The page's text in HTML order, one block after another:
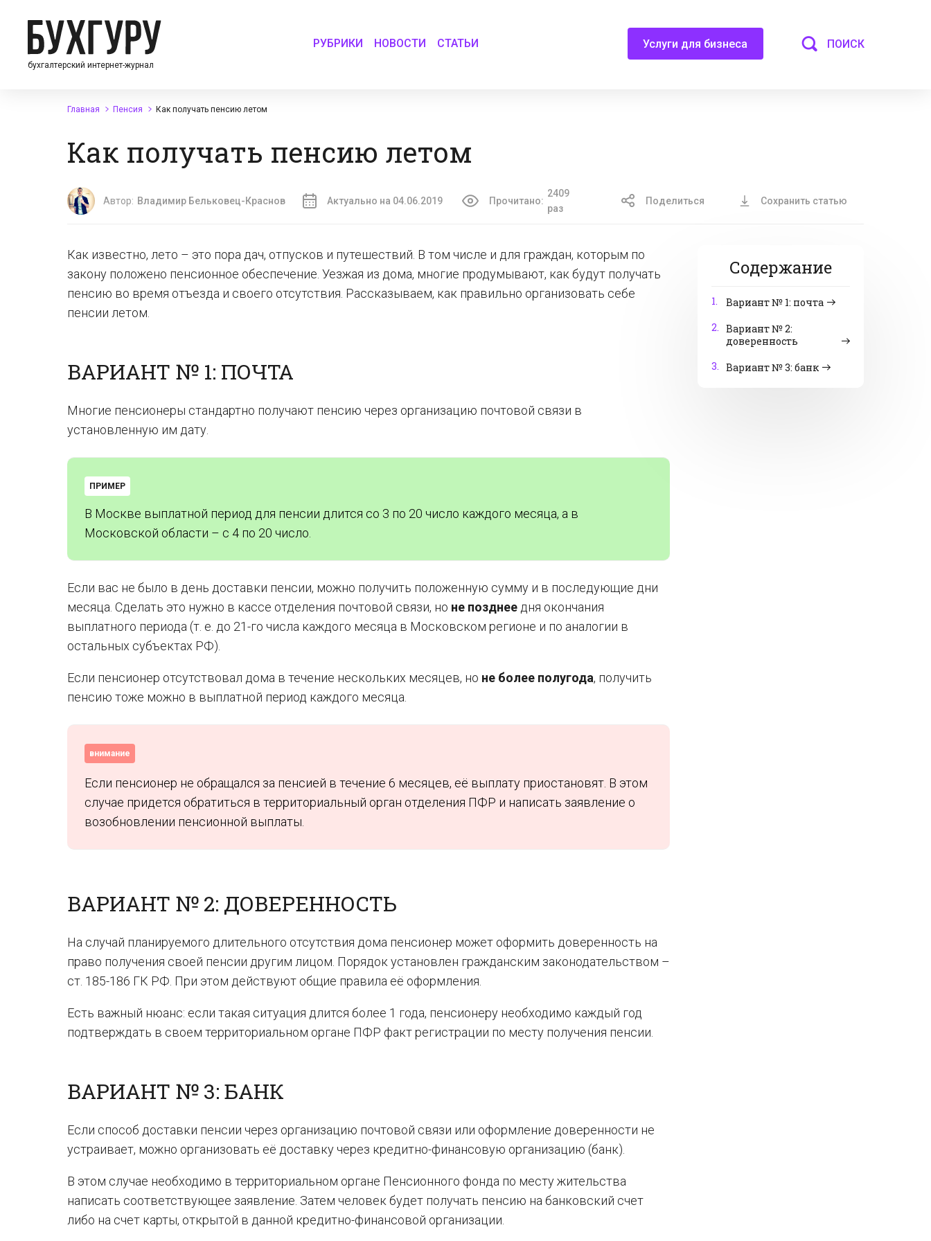
бухгалтерский интернет-журнал
РУБРИКИ НОВОСТИ СТАТЬИ Услуги для бизнеса ПОИСК
Главная Пенсия Как получать пенсию летом
Как получать пенсию летом
Автор: Владимир Бельковец-Краснов Актуально на 04.06.2019 Прочитано:
2409
раз
Поделиться Сохранить статью
Содержание
1.
Вариант № 1: почта
2. Вариант № 2:
доверенность
3. Вариант № 3: банк
Как известно, лето – это пора дач, отпусков и путешествий. В том числе и для граждан, которым по
закону положено пенсионное обеспечение. Уезжая из дома, многие продумывают, как будут получать
пенсию во время отъезда и своего отсутствия. Рассказываем, как правильно организовать себе
пенсии летом.
ВАРИАНТ № 1: ПОЧТА
Многие пенсионеры стандартно получают пенсию через организацию почтовой связи в
установленную им дату.
ПРИМЕР
В Москве выплатной период для пенсии длится со 3 по 20 число каждого месяца, а в
Московской области – с 4 по 20 число.
Если вас не было в день доставки пенсии, можно получить положенную сумму и в последующие дни
месяца. Сделать это нужно в кассе отделения почтовой связи, но не позднее дня окончания
выплатного периода (т. е. до 21-го числа каждого месяца в Московском регионе и по аналогии в
остальных субъектах РФ).
Если пенсионер отсутствовал дома в течение нескольких месяцев, но не более полугода, получить
пенсию тоже можно в выплатной период каждого месяца.
внимание
Если пенсионер не обращался за пенсией в течение 6 месяцев, её выплату приостановят. В этом
случае придется обратиться в территориальный орган отделения ПФР и написать заявление о
возобновлении пенсионной выплаты.
ВАРИАНТ № 2: ДОВЕРЕННОСТЬ
На случай планируемого длительного отсутствия дома пенсионер может оформить доверенность на
право получения своей пенсии другим лицом. Порядок установлен гражданским законодательством –
ст. 185-186 ГК РФ. При этом действуют общие правила её оформления.
Есть важный нюанс: если такая ситуация длится более 1 года, пенсионеру необходимо каждый год
подтверждать в своем территориальном органе ПФР факт регистрации по месту получения пенсии.
ВАРИАНТ № 3: БАНК
Если способ доставки пенсии через организацию почтовой связи или оформление доверенности не
устраивает, можно организовать её доставку через кредитно-финансовую организацию (банк).
В этом случае необходимо в территориальном органе Пенсионного фонда по месту жительства
написать соответствующее заявление. Затем человек будет получать пенсию на банковский счет
либо на счет карты, открытой в данной кредитно-финансовой организации.